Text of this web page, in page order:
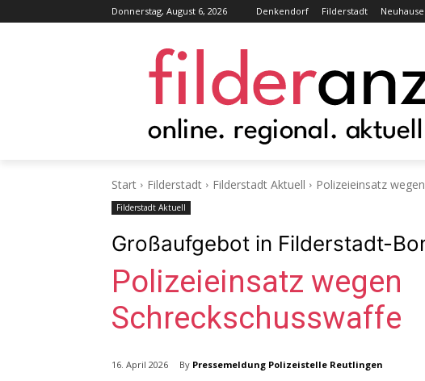
Donnerstag, August 6, 2026 Denkendorf Filderstadt
Start Filderstadt Filderstadt Aktuell Polizeieinsatz
Filderstadt Aktuell
Großaufgebot in Filderstadt-
Polizeieinsatz wegen
Schreckschusswaffe
16. April 2026 By Pressemeldung Polizeistelle Reutlingen